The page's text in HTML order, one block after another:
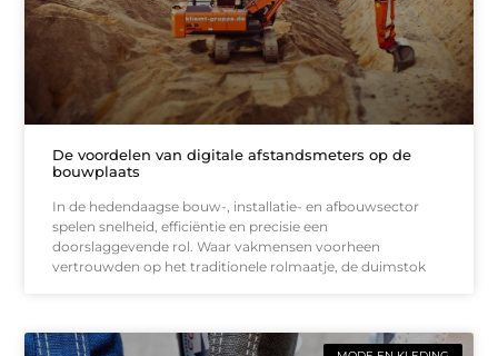
De voordelen van digitale afstandsmeters op de
bouwplaats
In de hedendaagse bouw-, installatie- en afbouwsector
spelen snelheid, efficiëntie en precisie een
doorslaggevende rol. Waar vakmensen voorheen
vertrouwden op het traditionele rolmaatje, de duimstok